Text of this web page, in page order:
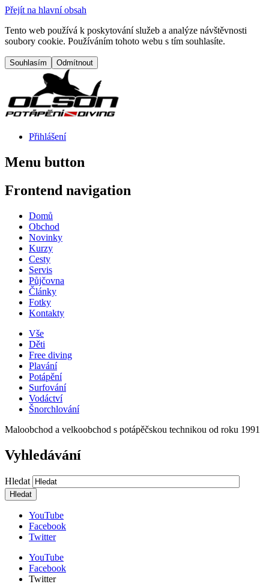
Přejít na hlavní obsah
Tento web používá k poskytování služeb a analýze návštěvnosti
soubory cookie. Používáním tohoto webu s tím souhlasíte.
Přihlášení
Menu button
Frontend navigation
Domů
Obchod
Novinky
Kurzy
Cesty
Servis
Půjčovna
Články
Fotky
Kontakty
Vše
Děti
Free diving
Plavání
Potápění
Surfování
Vodáctví
Šnorchlování
Maloobchod a velkoobchod s potápěčskou technikou od roku 1991
Vyhledávání
Hledat
YouTube
Facebook
Twitter
YouTube
Facebook
Twitter